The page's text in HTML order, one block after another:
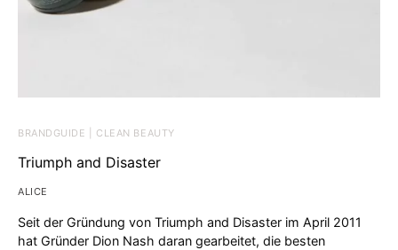
BRANDGUIDE | CLEAN BEAUTY
Triumph and Disaster
ALICE
Seit der Gründung von Triumph and Disaster im April 2011
hat Gründer Dion Nash daran gearbeitet, die besten